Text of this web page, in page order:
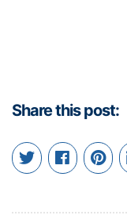
Share this post: